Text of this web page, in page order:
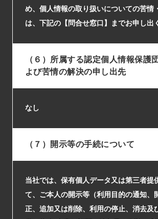
め、個人情報の取り扱いについての苦情
は、下記の【問合せ窓口】までお申し出
（６）所属する認定個人情報保護
よび苦情の解決の申し出先
なし
（７）開示等の手続について
当社では、保有個人データ又は第三者提
て、ご本人の開示等（利用目的の通知、
正、追加又は削除、利用の停止、消去及